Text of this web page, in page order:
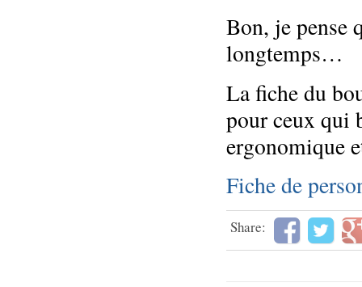
Bon, je pense
longtemps…
La fiche du
pour ceux qui
ergonomique
Fiche de
Share: